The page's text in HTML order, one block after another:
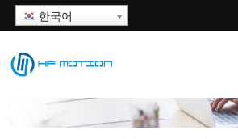
한국어